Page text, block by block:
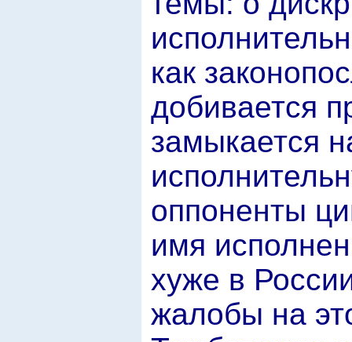
как
добивается
замыкается
оппоненты
имя
хуже в
жалобы на